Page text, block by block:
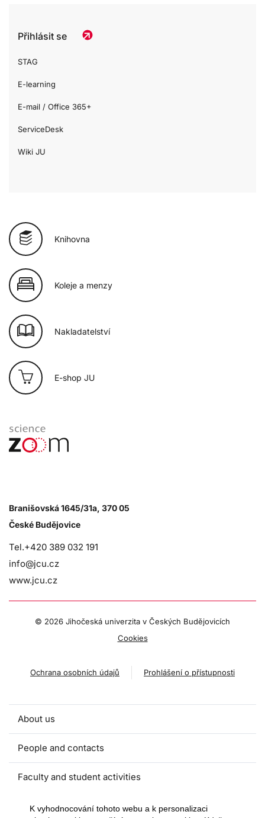
Přihlásit se
STAG
E-learning
E-mail / Office 365+
ServiceDesk
Wiki JU
Knihovna
Koleje a menzy
Nakladatelství
E-shop JU
Branišovská 1645/31a, 370 05
České Budějovice
Tel.+420 389 032 191
info@jcu.cz
www.jcu.cz
© 2026 Jihočeská univerzita v Českých Budějovicích
Cookies
Ochrana osobních údajů Prohlášení o přístupnosti
About us
People and contacts
Faculty and student activities
Projects and strategic partnerships
K vyhodnocování tohoto webu a k personalizaci